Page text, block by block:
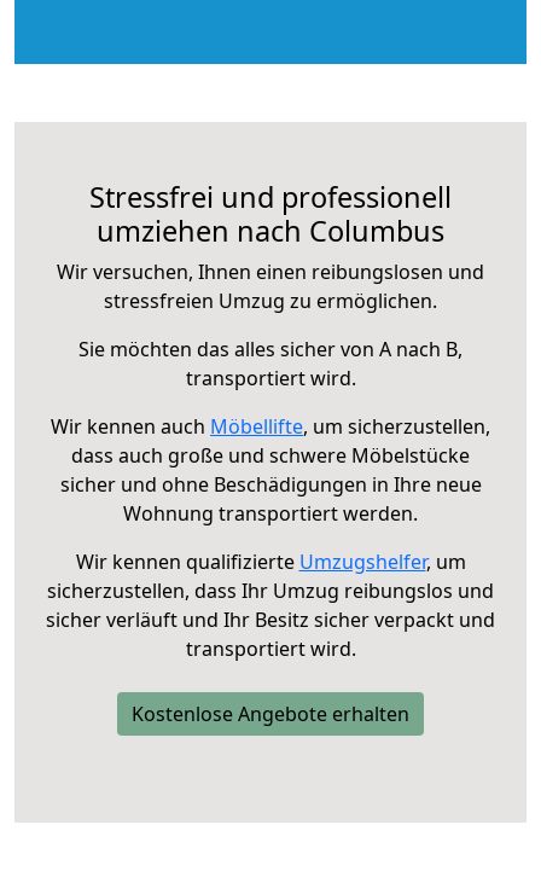
Stressfrei und professionell
umziehen nach Columbus
Wir versuchen, Ihnen einen reibungslosen und
stressfreien Umzug zu ermöglichen.
Sie möchten das alles sicher von A nach B,
transportiert wird.
Wir kennen auch Möbellifte, um sicherzustellen,
dass auch große und schwere Möbelstücke
sicher und ohne Beschädigungen in Ihre neue
Wohnung transportiert werden.
Wir kennen qualifizierte Umzugshelfer, um
sicherzustellen, dass Ihr Umzug reibungslos und
sicher verläuft und Ihr Besitz sicher verpackt und
transportiert wird.
Kostenlose Angebote erhalten